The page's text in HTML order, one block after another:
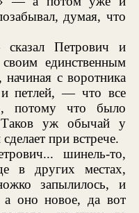
думая, что
Петрович и
единственным
с воротника
петлей, — что все
потому что было
Таков уж обычай у
при встрече.
шинель-то,
в других местах,
запылилось, и
а оно новое, да вот